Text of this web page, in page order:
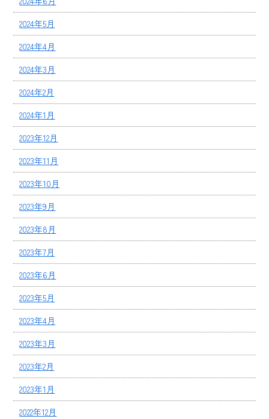
2024年5月
2024年4月
2024年3月
2024年2月
2024年1月
2023年12月
2023年11月
2023年10月
2023年9月
2023年8月
2023年7月
2023年6月
2023年5月
2023年4月
2023年3月
2023年2月
2023年1月
2022年12月